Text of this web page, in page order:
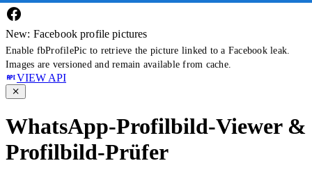
New: Facebook profile pictures
Enable fbProfilePic to retrieve the picture linked to a Facebook leak.
Images are versioned and remain available from cache.
VIEW API
WhatsApp-Profilbild-Viewer &
Profilbild-Prüfer